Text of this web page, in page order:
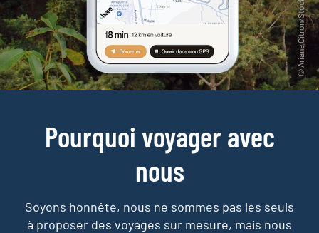
Pourquoi voyager avec
nous
Soyons honnête, nous ne sommes pas les seuls
à proposer des voyages sur mesure, mais nous